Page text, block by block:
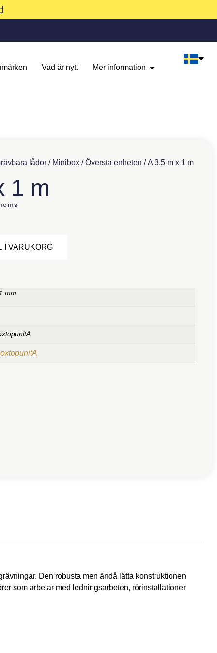
Vad är nytt Mer information
lådor / Minibox /Översta enheten / A 3,5 m x 1 m
1 m
I VARUKORG
mm
Den robusta men ändå lätta konstruktionen
som arbetar med ledningsarbeten, rörinstallationer